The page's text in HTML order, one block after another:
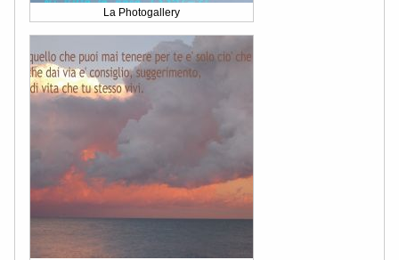
La Photogallery